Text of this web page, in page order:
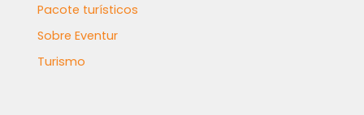
Pacote turísticos
Sobre Eventur
Turismo